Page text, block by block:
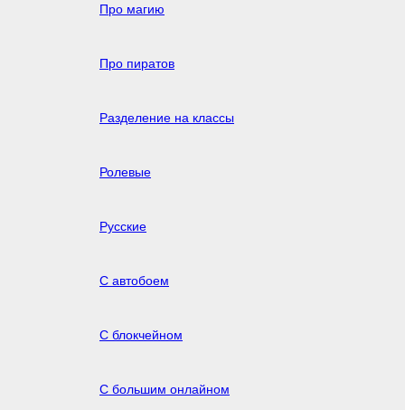
Про магию
Про пиратов
Разделение на классы
Ролевые
Русские
С автобоем
С блокчейном
С большим онлайном